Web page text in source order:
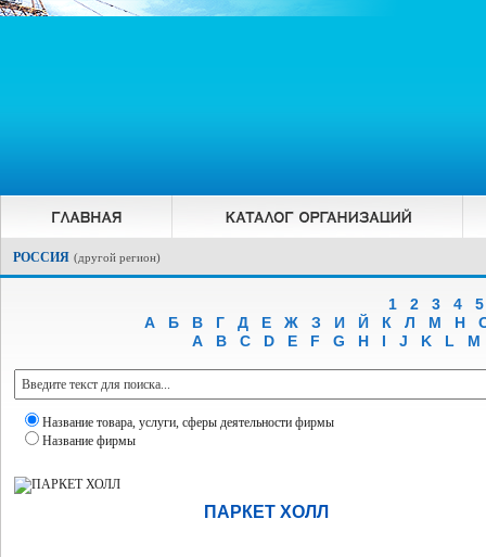
РОССИЯ (другой регион)
1 2 3 4
5
А
Б В Г Д Е Ж З И Й К Л М Н
A
B C D E F G H I J K L M
Название товара, услуги, сферы деятельности фирмы
Название фирмы
ПАРКЕТ ХОЛЛ